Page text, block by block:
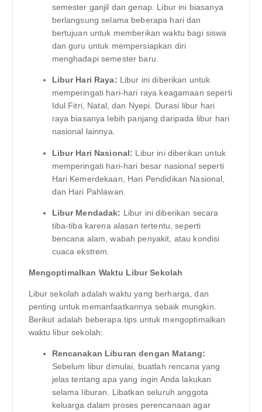
semester ganjil dan genap. Libur ini biasanya
berlangsung selama beberapa hari dan
bertujuan untuk memberikan waktu bagi siswa
dan guru untuk mempersiapkan diri
menghadapi semester baru.
Libur Hari Raya: Libur ini diberikan untuk
memperingati hari-hari raya keagamaan seperti
Idul Fitri, Natal, dan Nyepi. Durasi libur hari
raya biasanya lebih panjang daripada libur hari
nasional lainnya.
Libur Hari Nasional: Libur ini diberikan untuk
memperingati hari-hari besar nasional seperti
Hari Kemerdekaan, Hari Pendidikan Nasional,
dan Hari Pahlawan.
Libur Mendadak: Libur ini diberikan secara
tiba-tiba karena alasan tertentu, seperti
bencana alam, wabah penyakit, atau kondisi
cuaca ekstrem.
Mengoptimalkan Waktu Libur Sekolah
Libur sekolah adalah waktu yang berharga, dan
penting untuk memanfaatkannya sebaik mungkin.
Berikut adalah beberapa tips untuk mengoptimalkan
waktu libur sekolah:
Rencanakan Liburan dengan Matang:
Sebelum libur dimulai, buatlah rencana yang
jelas tentang apa yang ingin Anda lakukan
selama liburan. Libatkan seluruh anggota
keluarga dalam proses perencanaan agar